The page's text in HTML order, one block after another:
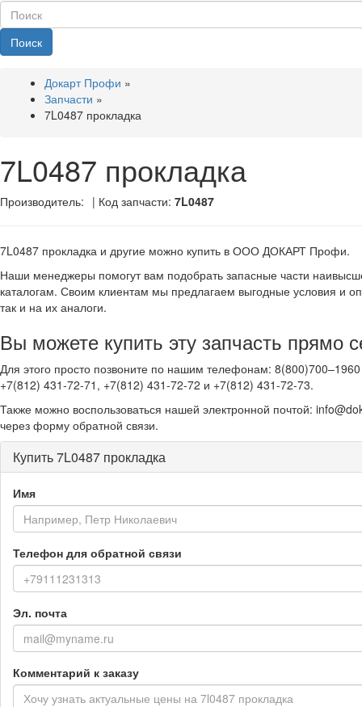
Поиск
Докарт Профи »
Запчасти »
7L0487 прокладка
7L0487 прокладка
Производитель: | Код запчасти: 7L0487
7L0487 прокладка и другие можно купить в ООО ДОКАРТ Профи.
Наши менеджеры помогут вам подобрать запасные части
каталогам. Своим клиентам мы предлагаем выгодные условия и
так и на их аналоги.
Вы можете купить эту запчасть прямо
Для этого просто позвоните по нашим телефонам:
+7(812) 431-72-71, +7(812) 431-72-72 и +7(812) 431-72-73.
Также можно воспользоваться нашей электронной почтой:
через форму обратной связи.
Купить 7L0487 прокладка
Имя
Телефон для обратной связи
Эл. почта
Комментарий к заказу